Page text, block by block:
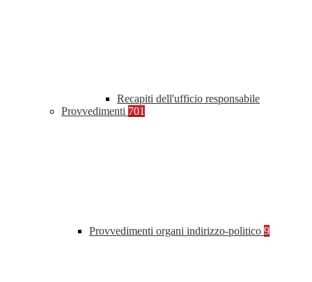
Recapiti dell'ufficio responsabile
Provvedimenti 701
Provvedimenti organi indirizzo-politico 9